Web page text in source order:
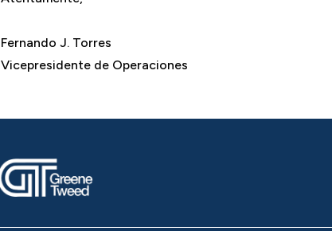
Fernando J. Torres
Vicepresidente de Operaciones